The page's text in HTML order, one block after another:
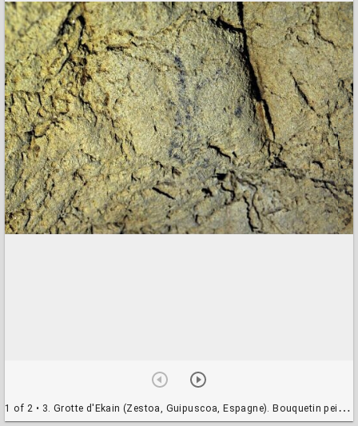
1 of 2 • 3. Grotte d'Ekain (Zestoa, Guipuscoa, Espagne). Bouquetin peint no 6b, paroi calcaire, galerie latérale Auntzei. a- Photo O. Rivero Vilá ; b- relevé D. Garate.